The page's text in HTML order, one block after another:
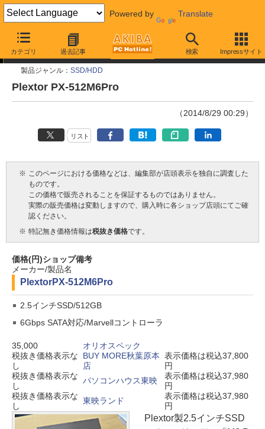
Powered by Translate
カテゴリ 過去記事 検索 Impressサイト
今週見つけた新製品
製品ジャンル： SSD/HDD
Plextor PX-512M6Pro
（2014/8/29 00:29）
リスト
※ このページにおける価格などは、編集部が店頭表示を独自に調査した
ものです。
この価格で販売されることを保証するものではありません。
実際の販売価格は変動しますので、購入時に各ショップ店頭にてご確
認ください。
※ 特記無き価格情報は税抜き価格です。
価格(円)ショップ備考
メーカー/製品名
PlextorPX-512M6Pro
2.5インチSSD/512GB
6Gbps SATA対応/Marvellコントローラ
35,000
オリオスペック
税抜き価格表示な
し
BUY MORE秋葉原本
店
表示価格は税込37,800
円
税抜き価格表示な
し
パソコンハウス東映
表示価格は税込37,980
円
税抜き価格表示な
し
東映ランド
表示価格は税込37,980
円
Plextor製2.5インチSSD